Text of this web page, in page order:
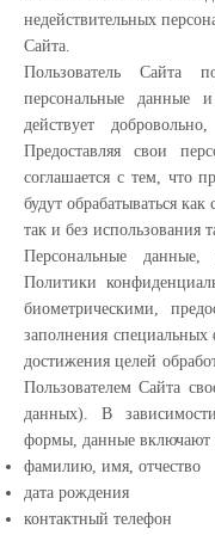
недействительных
Сайта.
Пользователь Сайта
персональные данные
действует
Предоставляя свои
соглашается с тем, что
будут обрабатываться
так и без использования
Персональные
Политики
биометрическими,
заполнения
достижения целей
Пользователем Сайта
данных). В
формы, данные
фамилию, имя, отчество
дата рождения
контактный телефон